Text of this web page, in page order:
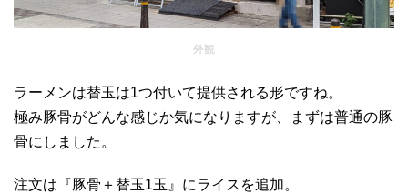
外観
ラーメンは替玉は1つ付いて提供される形ですね。
極み豚骨がどんな感じか気になりますが、まずは普通の豚
骨にしました。
注文は『豚骨＋替玉1玉』にライスを追加。